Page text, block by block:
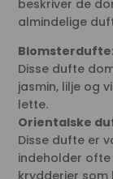
beskriver de
almindelige
Blomsterdufte:
Disse dufte
jasmin, lilje og
lette.
Orientalske
Disse dufte er
indeholder ofte